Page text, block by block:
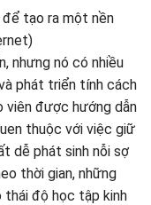
nhưng nó có nhiều
phát triển tính cách
viên được hướng dẫn
thuộc với việc giữ
dễ phát sinh nỗi sợ
thời gian, những
độ học tập kinh